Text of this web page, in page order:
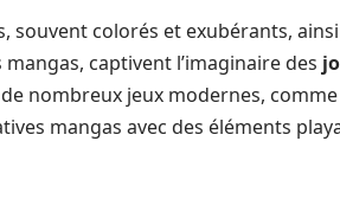
souvent colorés et exubérants,
captivent l’imaginaire des
nombreux jeux modernes,
mangas avec des éléments